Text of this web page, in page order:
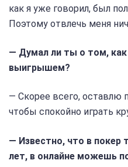
как я уже говорил, был
Поэтому отвлечь меня
— Думал ли ты о том,
выигрышем?
— Скорее всего, оставлю
чтобы спокойно играть
— Известно, что в покер
лет, в онлайне можешь